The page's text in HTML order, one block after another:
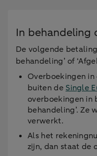
In behandeling
De volgende
behandeling’ of
Overboekingen
buiten de Single
overboekingen in
behandeling’. Ze
verwerkt.
Als het
zijn, dan staat de